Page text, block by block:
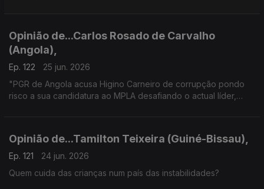
Opinião de...Carlos Rosado de Carvalho
(Angola),
Ep. 122
25 jun. 2026
"PGR de Angola acusa Higino Carneiro de corrupção pondo
risco a sua candidatura ao MPLA desafiando o actual líder,
Opinião de...Tamilton Teixeira (Guiné-Bissau),
Ep. 121
24 jun. 2026
Quem cuida das crianças num país das instabilidades?